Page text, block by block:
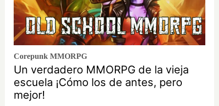
Corepunk MMORPG
Un verdadero MMORPG de la vieja
escuela ¡Cómo los de antes, pero
mejor!